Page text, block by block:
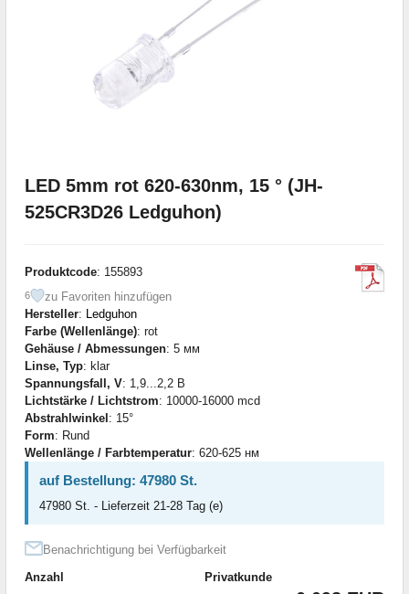
LED 5mm rot 620-630nm, 15 ° (JH-
525CR3D26 Ledguhon)
Produktcode: 155893
6
zu Favoriten hinzufügen
Hersteller: Ledguhon
Farbe (Wellenlänge): rot
Gehäuse / Abmessungen: 5 мм
Linse, Typ: klar
Spannungsfall, V: 1,9...2,2 В
Lichtstärke / Lichtstrom: 10000-16000 mcd
Abstrahlwinkel: 15°
Form: Rund
Wellenlänge / Farbtemperatur: 620-625 нм
auf Bestellung: 47980 St.
47980 St. - Lieferzeit 21-28 Tag (e)
Benachrichtigung bei Verfügbarkeit
Anzahl
Privatkunde